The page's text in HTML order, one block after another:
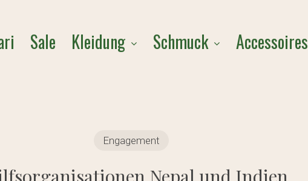
Sale Kleidung Schmuck Accessoires
Engagement
Nepal und Indien